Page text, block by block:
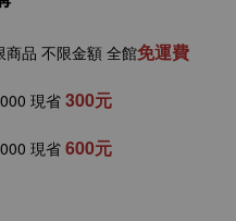
商品 不限金額 全館免運費
現省 300元
現省 600元